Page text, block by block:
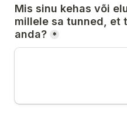
Mis sinu kehas või
millele sa tunned, et
anda? *